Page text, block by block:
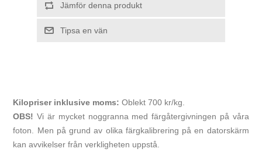
Kilopriser inklusive moms: Oblekt 700 kr/kg.
OBS! Vi är mycket noggranna med färgåtergivningen på våra
foton. Men på grund av olika färgkalibrering på en datorskärm
kan avvikelser från verkligheten uppstå.